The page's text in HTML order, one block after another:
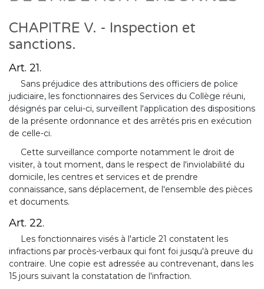
CHAPITRE V. - Inspection et
sanctions.
Art. 21.
Sans préjudice des attributions des officiers de police
judiciaire, les fonctionnaires des Services du Collège réuni,
désignés par celui-ci, surveillent l'application des dispositions
de la présente ordonnance et des arrêtés pris en exécution
de celle-ci.
Cette surveillance comporte notamment le droit de
visiter, à tout moment, dans le respect de l'inviolabilité du
domicile, les centres et services et de prendre
connaissance, sans déplacement, de l'ensemble des pièces
et documents.
Art. 22.
Les fonctionnaires visés à l'article 21 constatent les
infractions par procès-verbaux qui font foi jusqu'à preuve du
contraire. Une copie est adressée au contrevenant, dans les
15 jours suivant la constatation de l'infraction.